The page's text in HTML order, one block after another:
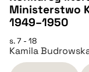
CZYSTY TEKST
pobierz cytat
Ministerstwo
1949–1950
s. 7 - 18
Kamila